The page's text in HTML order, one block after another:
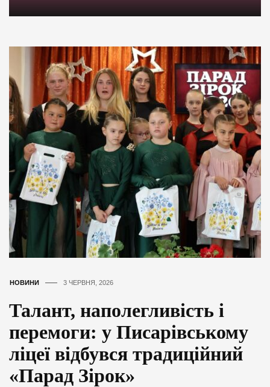
НОВИНИ 3 ЧЕРВНЯ, 2026
Талант, наполегливість і
перемоги: у Писарівському
ліцеї відбувся традиційний
«Парад Зірок»